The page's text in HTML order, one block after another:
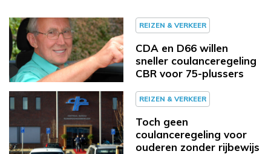
REIZEN & VERKEER
CDA en D66 willen
sneller coulanceregeling
CBR voor 75-plussers
REIZEN & VERKEER
Toch geen
coulanceregeling voor
ouderen zonder rijbewijs